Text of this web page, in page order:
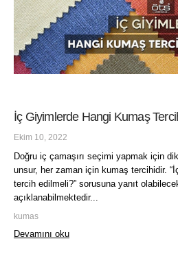
İç Giyimlerde Hangi Kumaş
Ekim 10, 2022
Doğru iç çamaşırı seçimi yapmak için
unsur, her zaman için kumaş tercihidir.
tercih edilmeli?” sorusuna yanıt
açıklanabilmektedir...
kumas
Devamını oku